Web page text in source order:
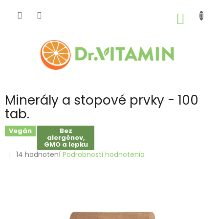
Minerály a stopové prvky - 100
tab.
Vegán Bez
alergénov,
GMO a lepku
Priemerné
14 hodnotení Podrobnosti hodnotenia